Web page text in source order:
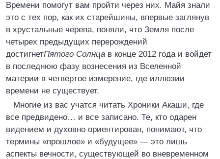
Времени помогут вам пройти через них. Майя знали
это с тех пор, как их старейшины, впервые заглянув
в хрустальные черепа, поняли, что Земля после
четырех предыдущих перерождений
достигнетПятого Солнца в конце 2012 года и войдет
в последнюю фазу вознесения из Вселенной
материи в четвертое измерение, где иллюзии
времени не существует.
Многие из вас учатся читать Хроники Акаши, где
все предвидено… и все записано. Те, кто одарен
видением и духовно ориентирован, понимают, что
термины «прошлое» и «будущее» — это лишь
аспекты вечности, существующей во вневременном